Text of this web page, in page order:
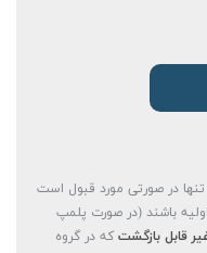
تنها در صورتی مورد قبول است
باشند (در صورت پلمپ
قابل بازگشت که در گروه